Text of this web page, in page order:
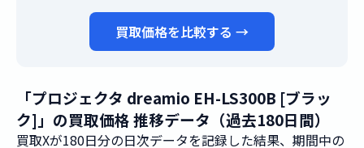
買取価格を比較する →
「プロジェクタ dreamio EH-LS300B [ブラッ
ク]」の買取価格 推移データ（過去180日間）
買取Xが180日分の日次データを記録した結果、期間中の